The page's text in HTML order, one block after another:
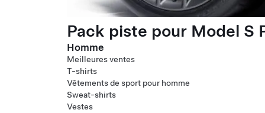
Pack piste pour Model S
Homme
Meilleures ventes
T-shirts
Vêtements de sport pour homme
Sweat-shirts
Vestes